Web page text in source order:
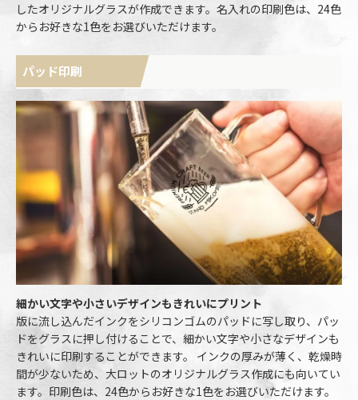
したオリジナルグラスが作成できます。名入れの印刷色は、24色
からお好きな1色をお選びいただけます。
パッド印刷
細かい文字や小さいデザインもきれいにプリント
版に流し込んだインクをシリコンゴムのパッドに写し取り、パッ
ドをグラスに押し付けることで、細かい文字や小さなデザインも
きれいに印刷することができます。 インクの厚みが薄く、乾燥時
間が少ないため、大ロットのオリジナルグラス作成にも向いてい
ます。印刷色は、24色からお好きな1色をお選びいただけます。